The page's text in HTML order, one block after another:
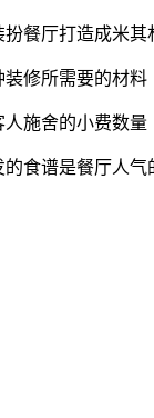
餐厅打造成米其
修所需要的材料
施舍的小费数量
食谱是餐厅人气